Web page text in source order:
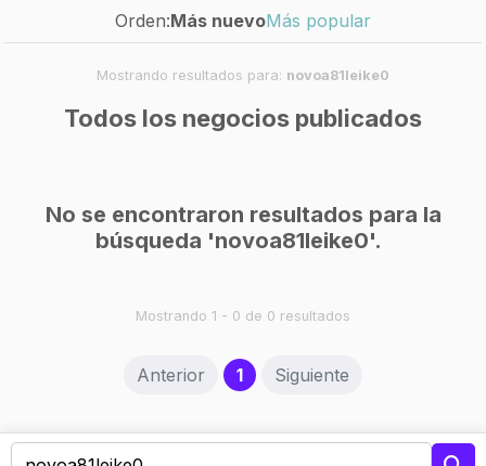
Orden:Más nuevoMás popular
Mostrando resultados para: novoa81leike0
Todos los negocios publicados
No se encontraron resultados para la
búsqueda 'novoa81leike0'.
Mostrando 1 - 0 de 0 resultados
Anterior 1(current)
Siguiente